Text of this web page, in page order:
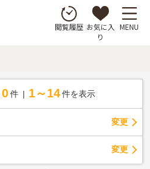
閲覧履歴 お気に入
り
MENU
0 件 1～14 件を表示
変更
変更